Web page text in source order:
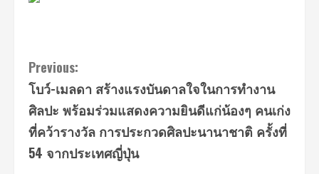
Continue
Reading
Previous:
โบว์-เมลดา สร้างแรงบันดาลใจในการทำงาน
ศิลปะ พร้อมร่วมแสดงความยินดีแก่น้องๆ คนเก่ง
ที่คว้ารางวัล การประกวดศิลปะนานาชาติ ครั้งที่
54 จากประเทศญี่ปุ่น